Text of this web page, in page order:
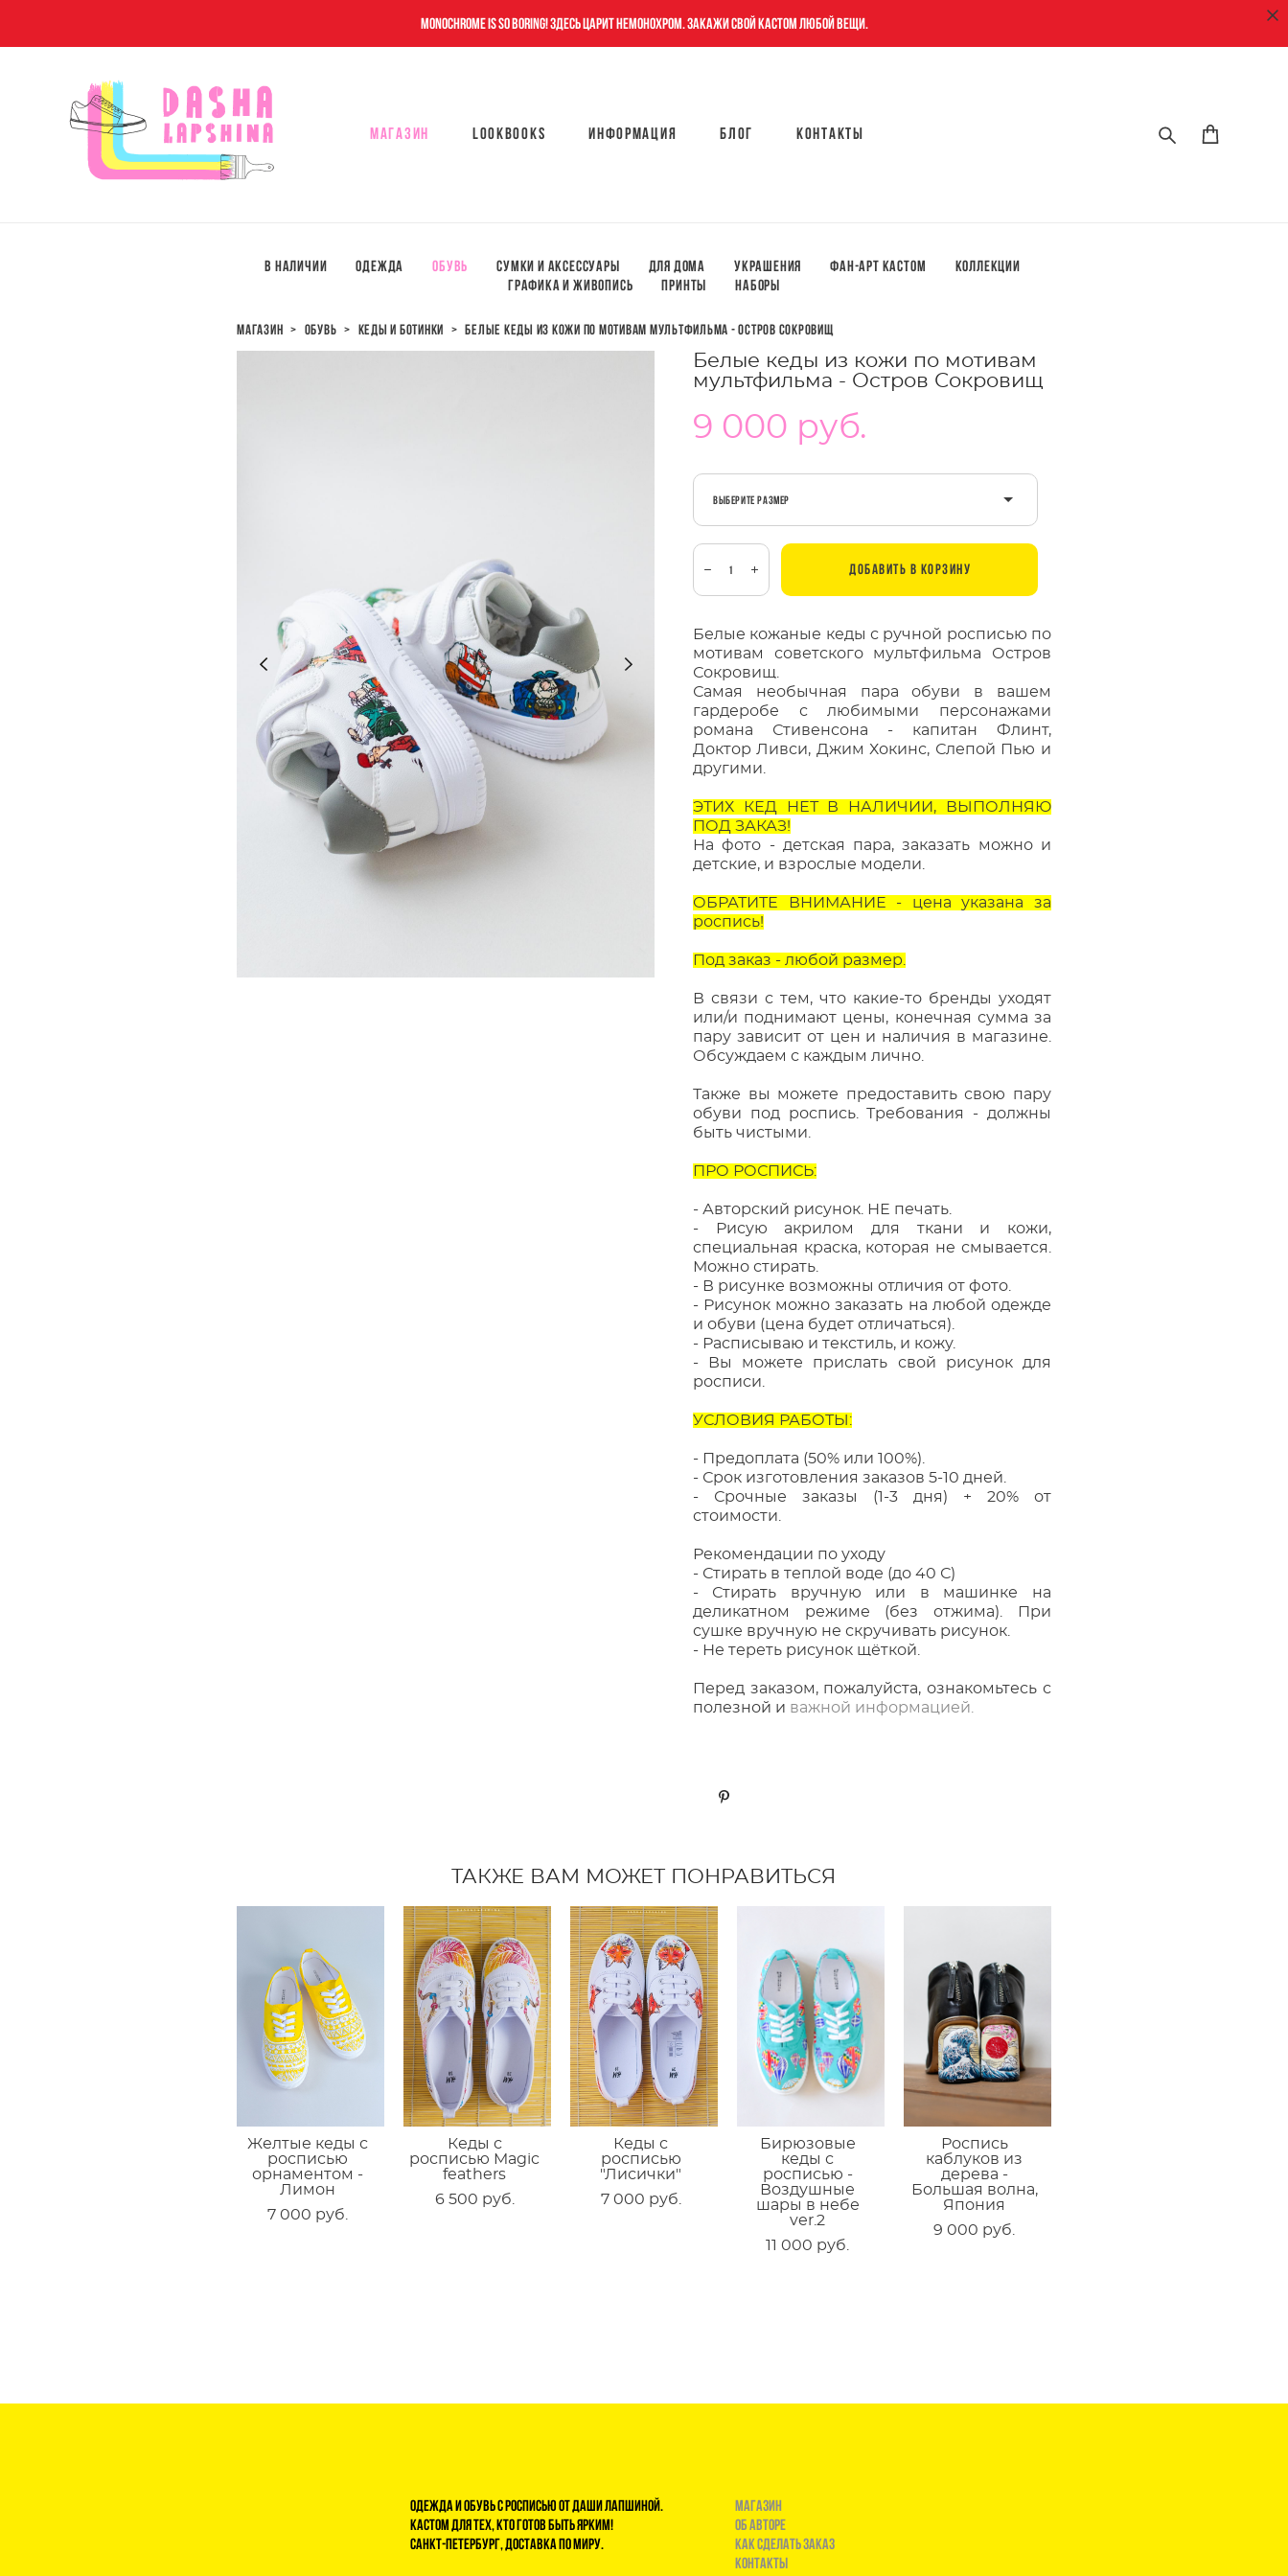
Monochrome is so boring! Здесь царит немонохром. Закажи свой кастом любой вещи.
МАГАЗИН Lookbooks Информация Блог Контакты
В наличии Одежда Обувь Сумки и аксессуары Для дома Украшения Фан-арт кастом
Коллекции
ГРАФИКА И ЖИВОПИСЬ
ПРИНТЫ НАБОРЫ
магазин > обувь > кеды и ботинки > белые кеды из кожи по мотивам мультфильма - остров сокровищ
Белые кеды из кожи по мотивам
мультфильма - Остров Сокровищ
9 000 pуб.
Выберите Размер
ДОБАВИТЬ В КОРЗИНУ
Белые кожаные кеды с ручной росписью по
мотивам советского мультфильма Остров
Сокровищ.
Самая необычная пара обуви в вашем
гардеробе с любимыми персонажами
романа Стивенсона - капитан Флинт,
Доктор Ливси, Джим Хокинс, Слепой Пью и
другими.
ЭТИХ КЕД НЕТ В НАЛИЧИИ, ВЫПОЛНЯЮ
ПОД ЗАКАЗ!
На фото - детская пара, заказать можно и
детские, и взрослые модели.
ОБРАТИТЕ ВНИМАНИЕ - цена указана за
роспись!
Под заказ - любой размер.
В связи с тем, что какие-то бренды уходят
или/и поднимают цены, конечная сумма за
пару зависит от цен и наличия в магазине.
Обсуждаем с каждым лично.
Также вы можете предоставить свою пару
обуви под роспись. Требования - должны
быть чистыми.
ПРО РОСПИСЬ:
- Авторский рисунок. НЕ печать.
- Рисую акрилом для ткани и кожи,
специальная краска, которая не смывается.
Можно стирать.
- В рисунке возможны отличия от фото.
- Рисунок можно заказать на любой одежде
и обуви (цена будет отличаться).
- Расписываю и текстиль, и кожу.
- Вы можете прислать свой рисунок для
росписи.
УСЛОВИЯ РАБОТЫ:
- Предоплата (50% или 100%).
- Срок изготовления заказов 5-10 дней.
- Срочные заказы (1-3 дня) + 20% от
стоимости.
Рекомендации по уходу
- Стирать в теплой воде (до 40 С)
- Стирать вручную или в машинке на
деликатном режиме (без отжима). При
сушке вручную не скручивать рисунок.
- Не тереть рисунок щёткой.
Перед заказом, пожалуйста, ознакомьтесь с
полезной и важной информацией.
ТАКЖЕ ВАМ МОЖЕТ ПОНРАВИТЬСЯ
Желтые кеды с
росписью
орнаментом -
Лимон
7 000 pуб.
Кеды с
росписью Magic
feathers
6 500 pуб.
Кеды с
росписью
"Лисички"
7 000 pуб.
Бирюзовые
кеды с
росписью -
Воздушные
шары в небе
ver.2
11 000 pуб.
Роспись
каблуков из
дерева -
Большая волна,
Япония
9 000 pуб.
Одежда и обувь с росписью от Даши Лапшиной.
Кастом для тех, кто готов быть ярким!
Санкт-Петербург, доставка по миру.
магазин
Об авторе
Как сделать заказ
Контакты